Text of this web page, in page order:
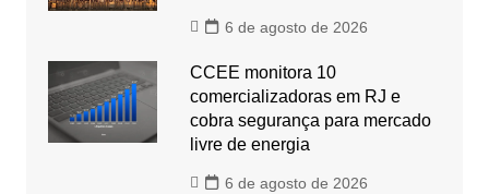
6 de agosto de 2026
CCEE monitora 10
comercializadoras em RJ e
cobra segurança para mercado
livre de energia
6 de agosto de 2026